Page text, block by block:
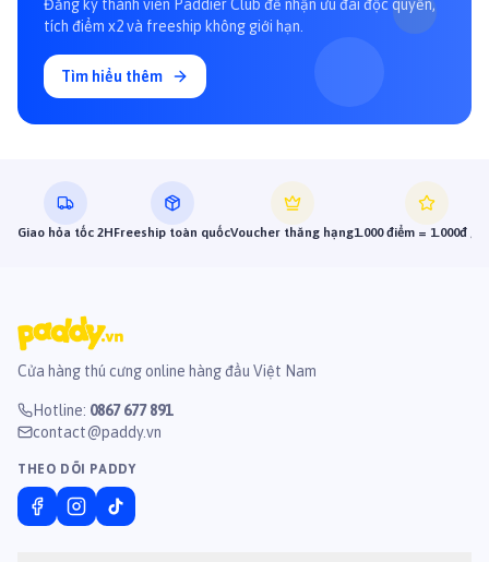
Đăng ký thành viên Paddier Club để nhận ưu đãi độc quyền,
tích điểm x2 và freeship không giới hạn.
Tìm hiểu thêm
Giao hỏa tốc 2HFreeship toàn quốcVoucher thăng hạng1.000 điểm = 1.000đ
Cửa hàng thú cưng online hàng đầu Việt Nam
Hotline: 0867 677 891
contact@paddy.vn
THEO DÕI PADDY